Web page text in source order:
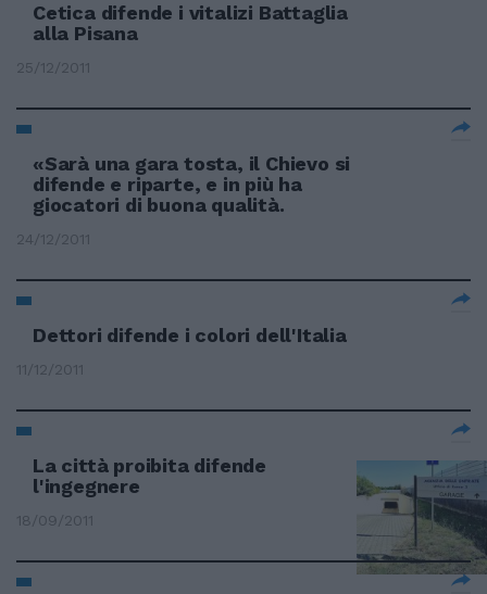
Cetica difende i vitalizi Battaglia
alla Pisana
25/12/2011
«Sarà una gara tosta, il Chievo si
difende e riparte, e in più ha
giocatori di buona qualità.
24/12/2011
Dettori difende i colori dell'Italia
11/12/2011
La città proibita difende
l'ingegnere
18/09/2011